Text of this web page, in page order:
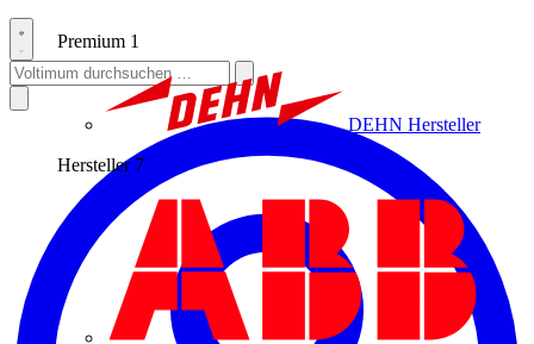
Premium 1
DEHN Hersteller
Hersteller 7